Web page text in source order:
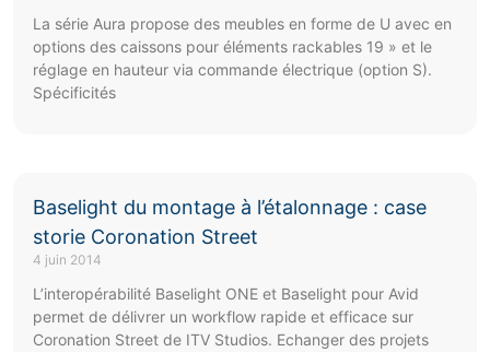
La série Aura propose des meubles en forme de U avec en
options des caissons pour éléments rackables 19 » et le
réglage en hauteur via commande électrique (option S).
Spécificités
Baselight du montage à l’étalonnage : case
storie Coronation Street
4 juin 2014
L’interopérabilité Baselight ONE et Baselight pour Avid
permet de délivrer un workflow rapide et efficace sur
Coronation Street de ITV Studios. Echanger des projets